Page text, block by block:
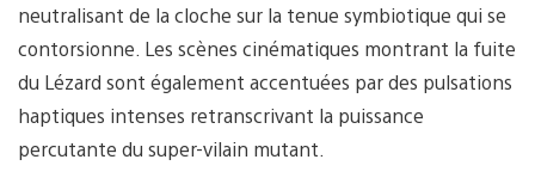
neutralisant de la cloche sur la tenue symbiotique qui se
contorsionne. Les scènes cinématiques montrant la fuite
du Lézard sont également accentuées par des pulsations
haptiques intenses retranscrivant la puissance
percutante du super-vilain mutant.